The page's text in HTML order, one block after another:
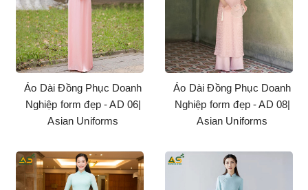
Áo Dài Đồng Phục Doanh
Nghiệp form đẹp - AD 06|
Asian Uniforms
Áo Dài Đồng Phục Doanh
Nghiệp form đẹp - AD 08|
Asian Uniforms